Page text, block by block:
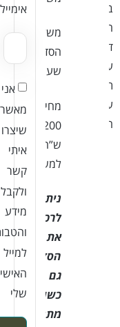
בסדנה
חוברת
דיגיטלית
עם
תקציר
עיקרי
הסדנה
משל
הסדנה:
שעתיים
מחיר:
200
ש”ח
למשתתף
ניתן
לרכוש
את
הסדנה
גם
כשובר
מתנה
אימייל
אני
שיצרו
איתי
קשר
ולקבל
מידע
למייל
האישי
שלי